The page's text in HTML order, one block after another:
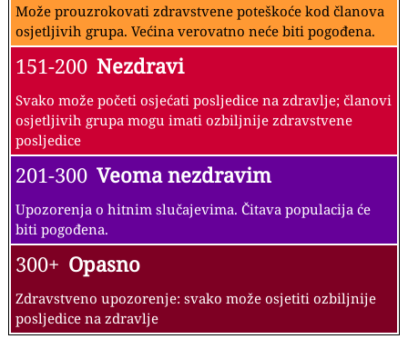
Može prouzrokovati zdravstvene poteškoće kod članova
osjetljivih grupa. Većina verovatno neće biti pogođena.
151-200 Nezdravi
Svako može početi osjećati posljedice na zdravlje; članovi
osjetljivih grupa mogu imati ozbiljnije zdravstvene
posljedice
201-300 Veoma nezdravim
Upozorenja o hitnim slučajevima. Čitava populacija će
biti pogođena.
300+ Opasno
Zdravstveno upozorenje: svako može osjetiti ozbiljnije
posljedice na zdravlje